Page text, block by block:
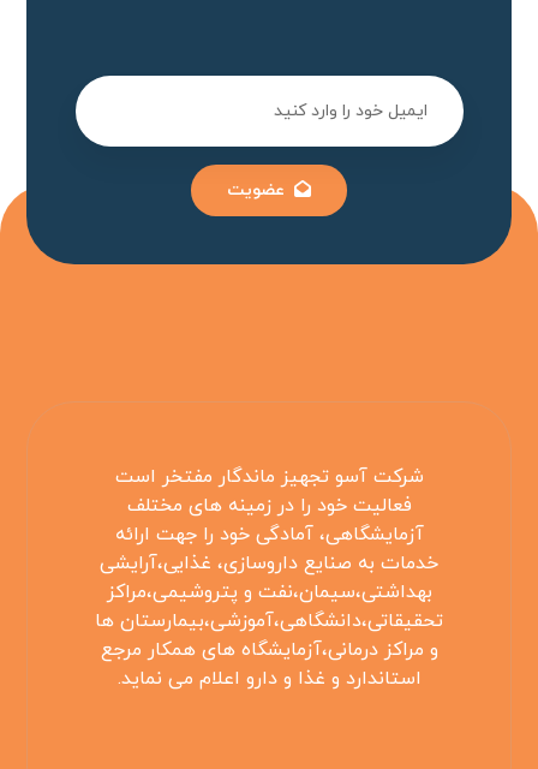
عضویت
شرکت آسو تجهیز ماندگار مفتخر است
فعالیت خود را در زمینه های مختلف
آزمایشگاهی، آمادگی خود را جهت ارائه
خدمات به صنایع داروسازی، غذایی،آرایشی
بهداشتی،سیمان،نفت و پتروشیمی،مراکز
تحقیقاتی،دانشگاهی،آموزشی،بیمارستان ها
و مراکز درمانی،آزمایشگاه های همکار مرجع
استاندارد و غذا و دارو اعلام می نماید.